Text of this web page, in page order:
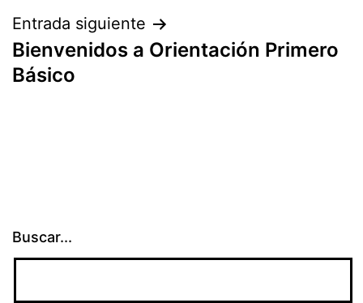
Entrada siguiente
Bienvenidos a Orientación Primero
Básico
Buscar...